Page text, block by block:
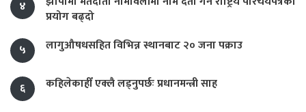
४
प्रयोग बढ्दो
५
लागुऔषधसहित विभिन्न स्थानबाट २० जना पक्राउ
६ कहिलेकाहीँ एक्लै लड्नुपर्छः प्रधानमन्त्री साह